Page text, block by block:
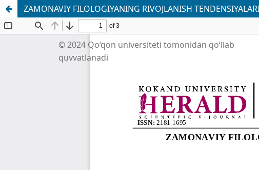
ZAMONAVIY FILOLOGIYANING RIVOJLANISH
© 2024 Qo‘qon universiteti tomonidan qo‘llab
quvvatlanadi